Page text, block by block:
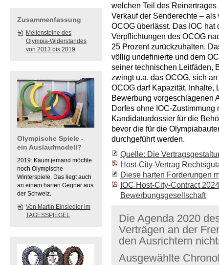
Zusammenfassung
Meilensteine des
Olympia-Widerstandes
von 2013 bis 2019
Olympische Spiele -
ein Auslaufmodell?
2019: Kaum jemand möchte
noch Olympische
Winterspiele. Das liegt auch
an einem harten Gegner aus
der Schweiz.
Von Martin Einsiedler im
TAGESSPIEGEL
welchen Teil des
Verkauf der Senderechte –
OCOG überlässt. Das IOC
Verpflichtungen des OCOG
25 Prozent zurückzuhalten.
völlig undefinierte und dem
seiner technischen Leitfäden,
zwingt u.a. das OCOG, sich
OCOG darf Kapazität, Inhalte,
Bewerbung vorgeschlagenen
Dorfes ohne IOC-
Kandidaturdossier für die
bevor die für die
durchgeführt werden.
Quelle: Die
Host-City-Vertrag
Diese harten Forderungen
IOC Host-City-Contract
Bewerbungsgesellschaft
Die Agenda 2020
Verträgen an der
den Ausrichtern
Ausgewählte